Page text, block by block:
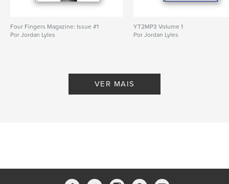
Four Fingers Magazine: Issue #1
Por Jordan Lyles
YT2MP3 Volume 1
Por Jordan Lyles
VER MAIS